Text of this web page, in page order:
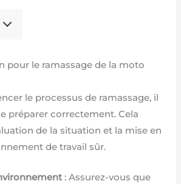
pour le ramassage de la moto
le processus de ramassage, il
préparer correctement. Cela
de la situation et la mise en
de travail sûr.
: Assurez-vous que